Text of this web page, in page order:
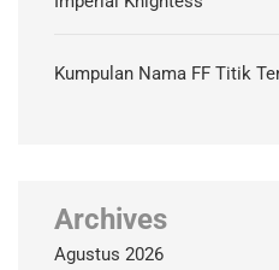
Kumpulan Nama FF Titik
Archives
Agustus 2026